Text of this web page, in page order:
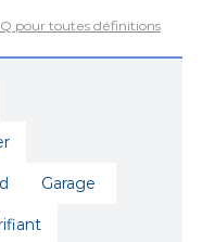
pour toutes définitions
Garage